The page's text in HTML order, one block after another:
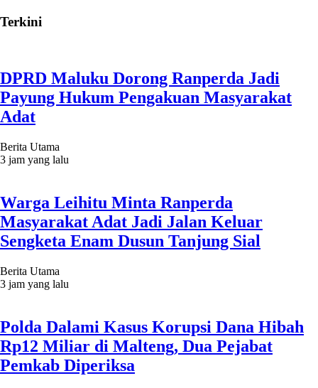
Terkini
DPRD Maluku Dorong Ranperda Jadi
Payung Hukum Pengakuan Masyarakat
Adat
Berita Utama
3 jam yang lalu
Warga Leihitu Minta Ranperda
Masyarakat Adat Jadi Jalan Keluar
Sengketa Enam Dusun Tanjung Sial
Berita Utama
3 jam yang lalu
Polda Dalami Kasus Korupsi Dana Hibah
Rp12 Miliar di Malteng, Dua Pejabat
Pemkab Diperiksa